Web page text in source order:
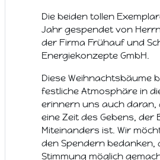
Die beiden tollen
Jahr gespendet von
der Firma Frühauf und
Energiekonzepte GmbH.
Diese Weihnachtsbäume
festliche Atmosphäre in
erinnern uns auch daran,
eine Zeit des Gebens, der
Miteinanders ist. Wir
den Spendern bedanken,
Stimmung möglich